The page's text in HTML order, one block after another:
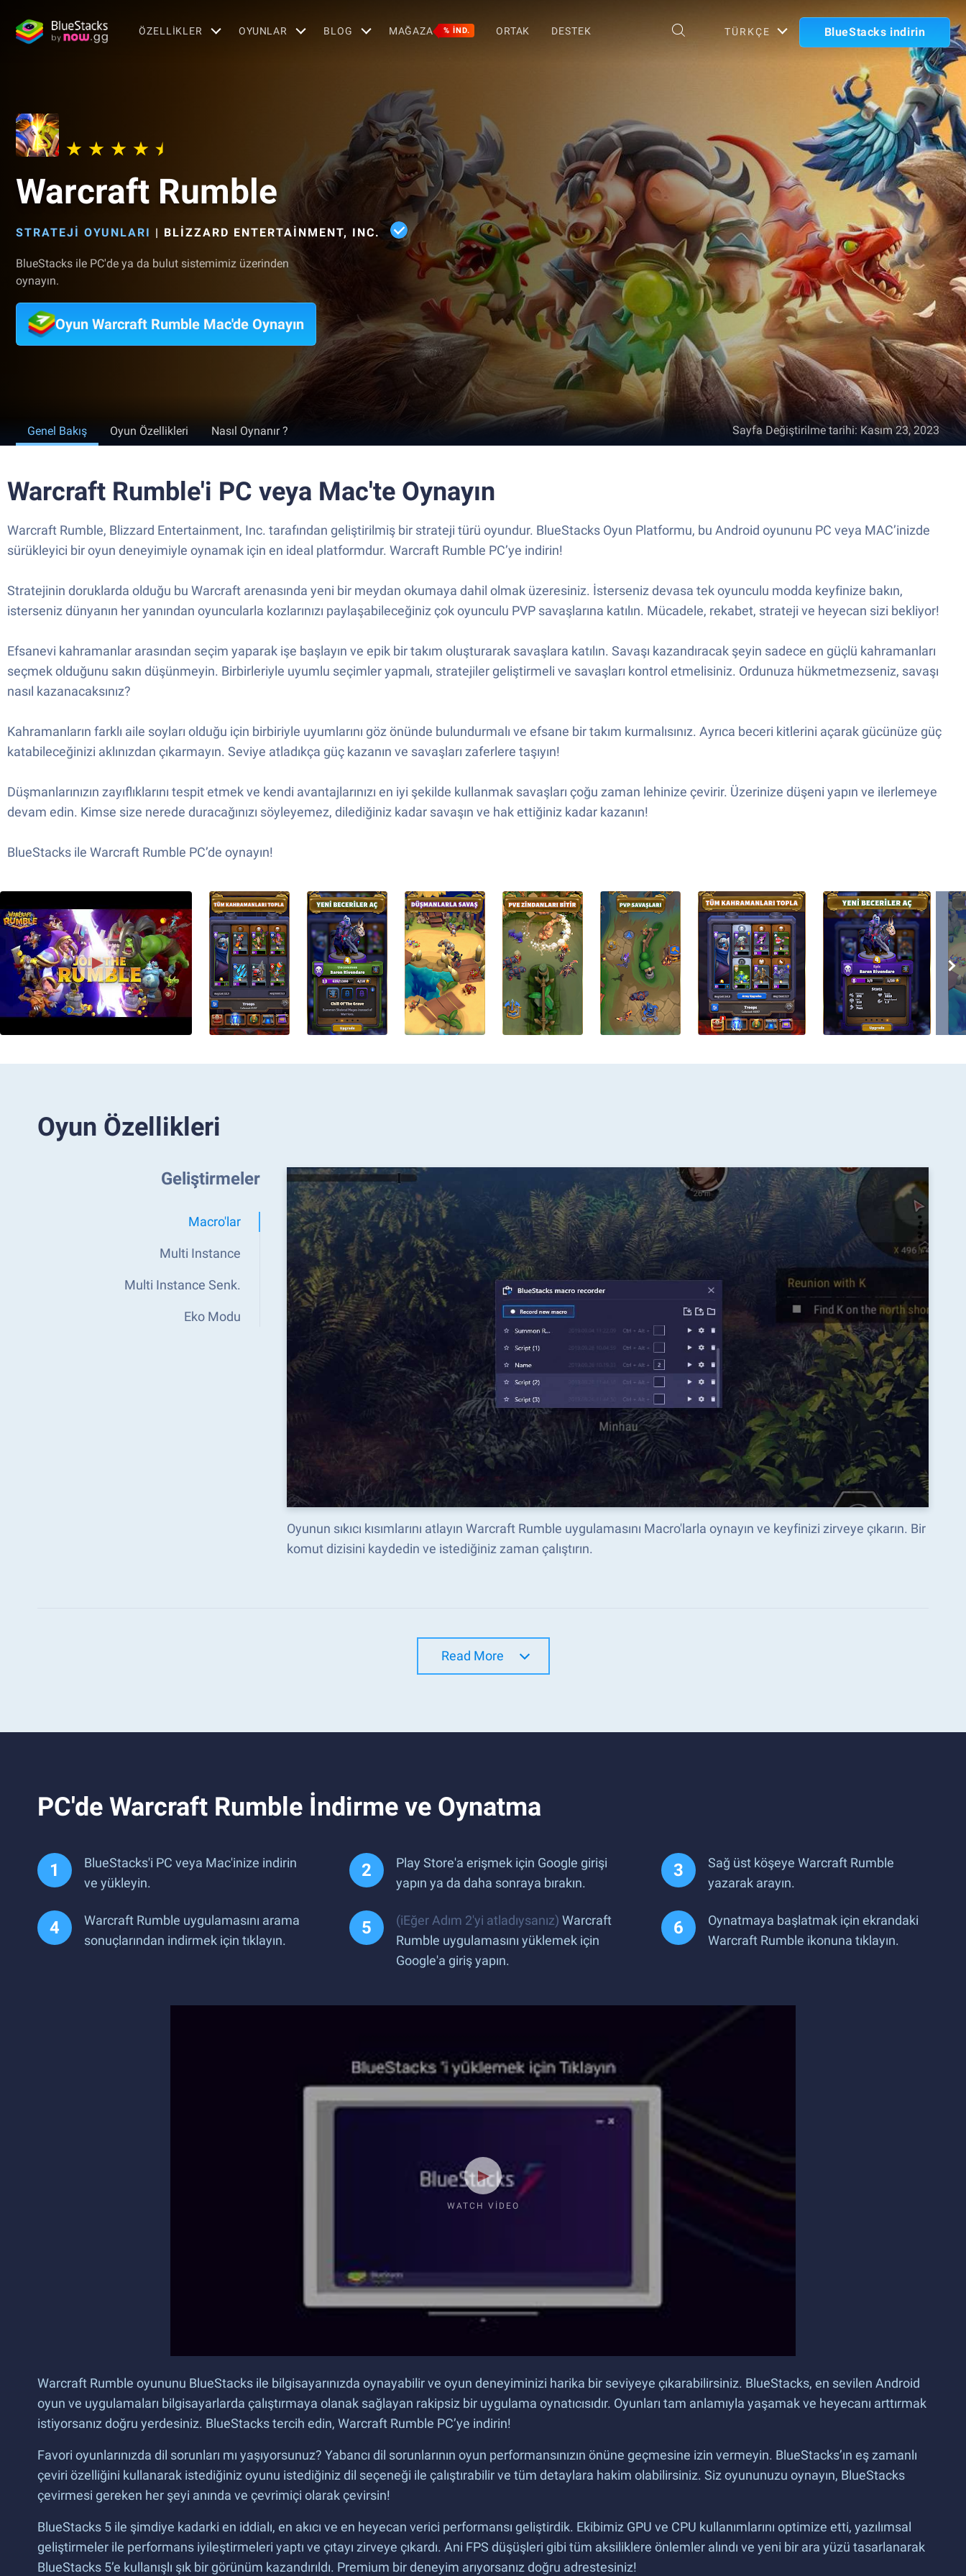
ÖZELLIKLER OYUNLAR BLOG MAĞAZA % IND. ORTAK DESTEK TÜRKÇE BlueStacks indirin
Warcraft Rumble
STRATEJI OYUNLARI | BLIZZARD ENTERTAINMENT, INC.
BlueStacks ile PC'de ya da bulut sistemimiz üzerinden
oynayın.
Oyun Warcraft Rumble Mac'de Oynayın
Genel Bakış Oyun Özellikleri Nasıl Oynanır ? Sayfa Değiştirilme tarihi: Kasım 23, 2023
Warcraft Rumble'i PC veya Mac'te Oynayın
Warcraft Rumble, Blizzard Entertainment, Inc. tarafından geliştirilmiş bir strateji türü oyundur. BlueStacks Oyun Platformu, bu Android oyununu PC veya MAC’inizde
sürükleyici bir oyun deneyimiyle oynamak için en ideal platformdur. Warcraft Rumble PC’ye indirin!
Stratejinin doruklarda olduğu bu Warcraft arenasında yeni bir meydan okumaya dahil olmak üzeresiniz. İsterseniz devasa tek oyunculu modda keyfinize bakın,
isterseniz dünyanın her yanından oyuncularla kozlarınızı paylaşabileceğiniz çok oyunculu PVP savaşlarına katılın. Mücadele, rekabet, strateji ve heyecan sizi bekliyor!
Efsanevi kahramanlar arasından seçim yaparak işe başlayın ve epik bir takım oluşturarak savaşlara katılın. Savaşı kazandıracak şeyin sadece en güçlü kahramanları
seçmek olduğunu sakın düşünmeyin. Birbirleriyle uyumlu seçimler yapmalı, stratejiler geliştirmeli ve savaşları kontrol etmelisiniz. Ordunuza hükmetmezseniz, savaşı
nasıl kazanacaksınız?
Kahramanların farklı aile soyları olduğu için birbiriyle uyumlarını göz önünde bulundurmalı ve efsane bir takım kurmalısınız. Ayrıca beceri kitlerini açarak gücünüze güç
katabileceğinizi aklınızdan çıkarmayın. Seviye atladıkça güç kazanın ve savaşları zaferlere taşıyın!
Düşmanlarınızın zayıflıklarını tespit etmek ve kendi avantajlarınızı en iyi şekilde kullanmak savaşları çoğu zaman lehinize çevirir. Üzerinize düşeni yapın ve ilerlemeye
devam edin. Kimse size nerede duracağınızı söyleyemez, dilediğiniz kadar savaşın ve hak ettiğiniz kadar kazanın!
BlueStacks ile Warcraft Rumble PC’de oynayın!
Oyun Özellikleri
Geliştirmeler
Macro'lar
Multi Instance
Multi Instance Senk.
Eko Modu
Oyunun sıkıcı kısımlarını atlayın Warcraft Rumble uygulamasını Macro'larla oynayın ve keyfinizi zirveye çıkarın. Bir
komut dizisini kaydedin ve istediğiniz zaman çalıştırın.
Read More
PC'de Warcraft Rumble İndirme ve Oynatma
BlueStacks'i PC veya Mac'inize indirin
ve yükleyin.
Play Store'a erişmek için Google girişi
yapın ya da daha sonraya bırakın.
Sağ üst köşeye Warcraft Rumble
yazarak arayın.
Warcraft Rumble uygulamasını arama
sonuçlarından indirmek için tıklayın.
(iEğer Adım 2'yi atladıysanız) Warcraft
Rumble uygulamasını yüklemek için
Google'a giriş yapın.
Oynatmaya başlatmak için ekrandaki
Warcraft Rumble ikonuna tıklayın.
WATCH VIDEO
Warcraft Rumble oyununu BlueStacks ile bilgisayarınızda oynayabilir ve oyun deneyiminizi harika bir seviyeye çıkarabilirsiniz. BlueStacks, en sevilen Android
oyun ve uygulamaları bilgisayarlarda çalıştırmaya olanak sağlayan rakipsiz bir uygulama oynatıcısıdır. Oyunları tam anlamıyla yaşamak ve heyecanı arttırmak
istiyorsanız doğru yerdesiniz. BlueStacks tercih edin, Warcraft Rumble PC’ye indirin!
Favori oyunlarınızda dil sorunları mı yaşıyorsunuz? Yabancı dil sorunlarının oyun performansınızın önüne geçmesine izin vermeyin. BlueStacks’ın eş zamanlı
çeviri özelliğini kullanarak istediğiniz oyunu istediğiniz dil seçeneği ile çalıştırabilir ve tüm detaylara hakim olabilirsiniz. Siz oyununuzu oynayın, BlueStacks
çevirmesi gereken her şeyi anında ve çevrimiçi olarak çevirsin!
BlueStacks 5 ile şimdiye kadarki en iddialı, en akıcı ve en heyecan verici performansı geliştirdik. Ekibimiz GPU ve CPU kullanımlarını optimize etti, yazılımsal
geliştirmeler ile performans iyileştirmeleri yaptı ve çıtayı zirveye çıkardı. Ani FPS düşüşleri gibi tüm aksiliklere önlemler alındı ve yeni bir ara yüzü tasarlanarak
BlueStacks 5’e kullanışlı şık bir görünüm kazandırıldı. Premium bir deneyim arıyorsanız doğru adrestesiniz!